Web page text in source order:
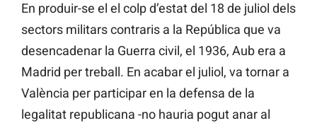
En produir-se el el colp d’estat del 18 de juliol dels
sectors militars contraris a la República que va
desencadenar la Guerra civil, el 1936, Aub era a
Madrid per treball. En acabar el juliol, va tornar a
València per participar en la defensa de la
legalitat republicana -no hauria pogut anar al